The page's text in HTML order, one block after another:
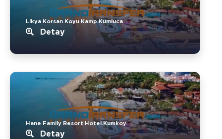
Likya Korsan Koyu Kamp.Kumluca
Detay
Hane Family Resort Hotel.Kumkoy
Detay